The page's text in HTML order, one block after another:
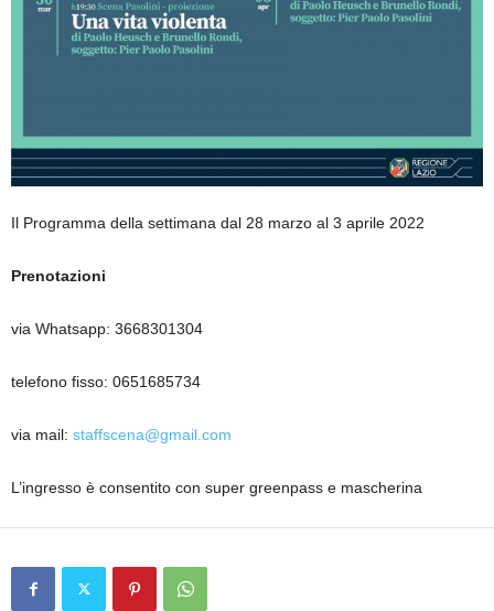
Il Programma della settimana dal 28 marzo al 3 aprile 2022
Prenotazioni
via Whatsapp: 3668301304
telefono fisso: 0651685734
via mail: staffscena@gmail.com
L’ingresso è consentito con super greenpass e mascherina